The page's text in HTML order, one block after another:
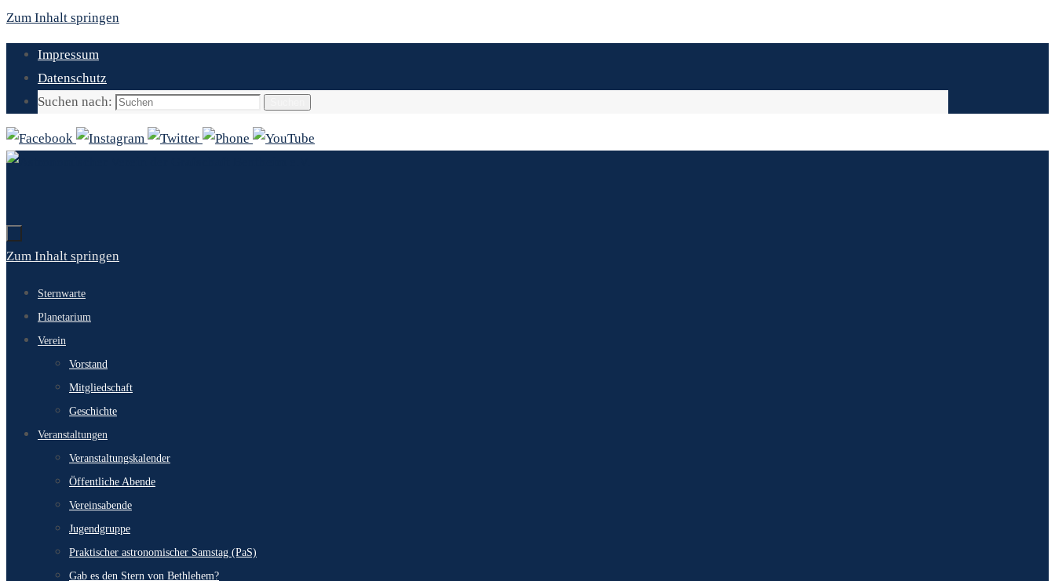
Zum Inhalt springen
Impressum
Datenschutz
Suchen nach:
Zum Inhalt springen
Sternwarte
Planetarium
Verein
Vorstand
Mitgliedschaft
Geschichte
Veranstaltungen
Veranstaltungskalender
Öffentliche Abende
Vereinsabende
Jugendgruppe
Praktischer astronomischer Samstag (PaS)
Gab es den Stern von Bethlehem?